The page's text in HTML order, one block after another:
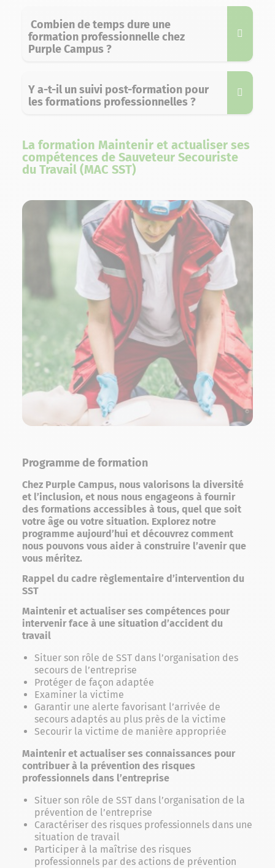
Combien de temps dure une
formation professionnelle chez
Purple Campus ?
Y a-t-il un suivi post-formation pour
les formations professionnelles ?
La formation Maintenir et actualiser ses
compétences de Sauveteur Secouriste
du Travail (MAC SST)
Programme de formation
Chez Purple Campus, nous valorisons la diversité
et l’inclusion, et nous nous engageons à fournir
des formations accessibles à tous, quel que soit
votre âge ou votre situation. Explorez notre
programme aujourd’hui et découvrez comment
nous pouvons vous aider à construire l’avenir que
vous méritez.
Rappel du cadre règlementaire d’intervention du
SST
Maintenir et actualiser ses compétences pour
intervenir face à une situation d’accident du
travail
Situer son rôle de SST dans l’organisation des
secours de l’entreprise
Protéger de façon adaptée
Examiner la victime
Garantir une alerte favorisant l’arrivée de
secours adaptés au plus près de la victime
Secourir la victime de manière appropriée
Maintenir et actualiser ses connaissances pour
contribuer à la prévention des risques
professionnels dans l’entreprise
Situer son rôle de SST dans l’organisation de la
prévention de l’entreprise
Caractériser des risques professionnels dans une
situation de travail
Participer à la maîtrise des risques
professionnels par des actions de prévention